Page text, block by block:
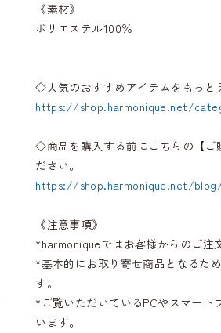
《素材》
ポリエステル100％
◇人気のおすすめアイテムをもっと
https://shop.harmonique.net/
◇商品を購入する前にこちらの【ご
ださい。
https://shop.harmonique.net/blog/
《注意事項》
*harmoniqueではお客様からのご注
*基本的にお取り寄せ商品となるた
す。
*ご覧いただいているPCやスマー
います。